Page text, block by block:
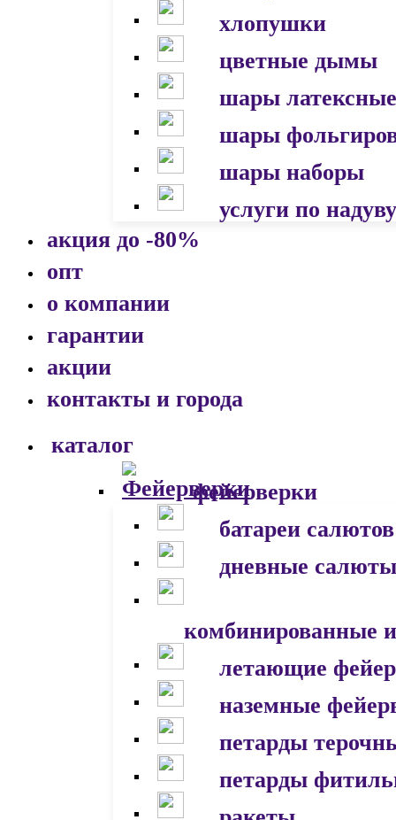
хлопушки
цветные дымы
шары латексные
шары
шары наборы
услуги по надуву
акция до -80%
опт
о компании
гарантии
акции
контакты и города
каталог
фейерверки
батареи салютов
дневные салюты
комбинированные
летающие
наземные
петарды
петарды